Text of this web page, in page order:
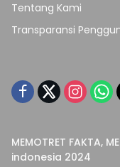
Tentang Kami
Transparansi
MEMOTRET FAKTA,
indonesia 2024